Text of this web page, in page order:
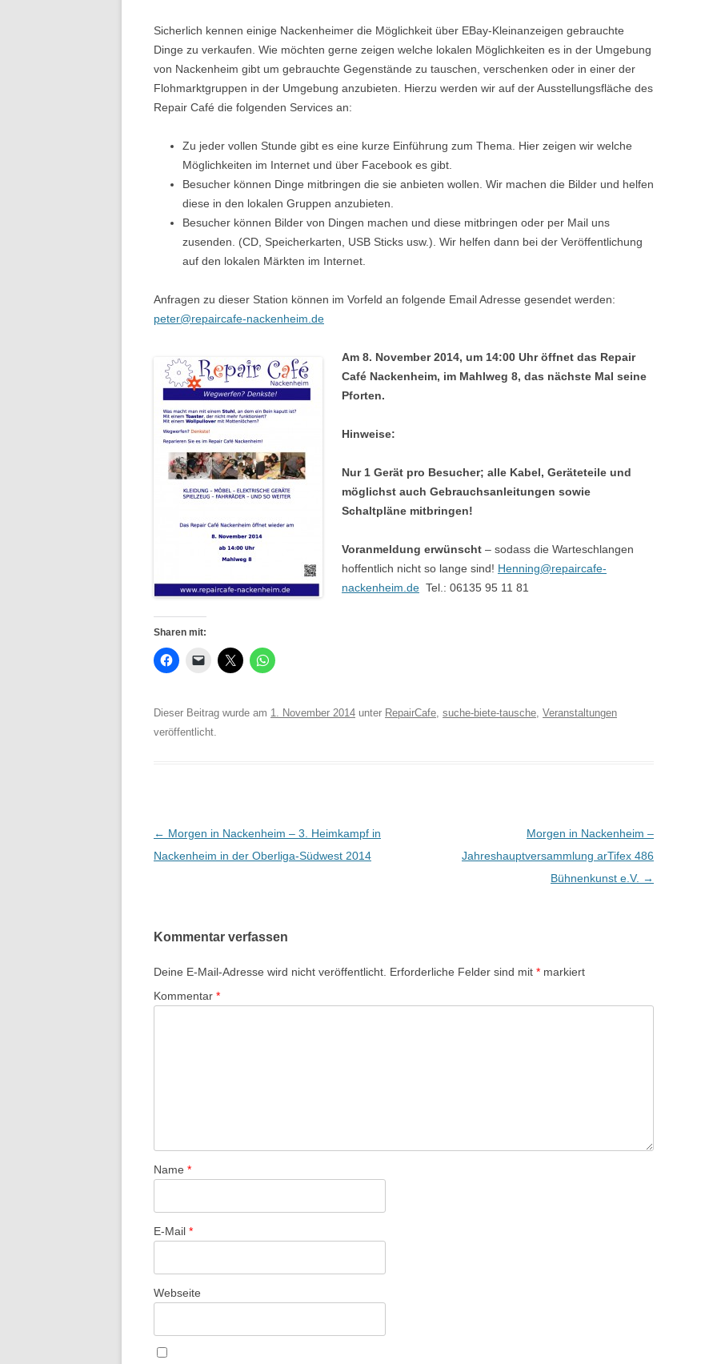
Sicherlich kennen einige Nackenheimer die Möglichkeit über EBay-Kleinanzeigen gebrauchte
Dinge zu verkaufen. Wie möchten gerne zeigen welche lokalen Möglichkeiten es in der Umgebung
von Nackenheim gibt um gebrauchte Gegenstände zu tauschen, verschenken oder in einer der
Flohmarktgruppen in der Umgebung anzubieten. Hierzu werden wir auf der Ausstellungsfläche des
Repair Café die folgenden Services an:
Zu jeder vollen Stunde gibt es eine kurze Einführung zum Thema. Hier zeigen wir welche
Möglichkeiten im Internet und über Facebook es gibt.
Besucher können Dinge mitbringen die sie anbieten wollen. Wir machen die Bilder und helfen
diese in den lokalen Gruppen anzubieten.
Besucher können Bilder von Dingen machen und diese mitbringen oder per Mail uns
zusenden. (CD, Speicherkarten, USB Sticks usw.). Wir helfen dann bei der Veröffentlichung
auf den lokalen Märkten im Internet.
Anfragen zu dieser Station können im Vorfeld an folgende Email Adresse gesendet werden:
peter@repaircafe-nackenheim.de
Am 8. November 2014, um 14:00 Uhr öffnet das Repair
Café Nackenheim, im Mahlweg 8, das nächste Mal seine
Pforten.
Hinweise:
Nur 1 Gerät pro Besucher; alle Kabel, Geräteteile und
möglichst auch Gebrauchsanleitungen sowie
Schaltpläne mitbringen!
Voranmeldung erwünscht – sodass die Warteschlangen
hoffentlich nicht so lange sind! Henning@repaircafe-
nackenheim.de Tel.: 06135 95 11 81
Sharen mit:
Dieser Beitrag wurde am 1. November 2014 unter RepairCafe, suche-biete-tausche, Veranstaltungen
veröffentlicht.
Beitrags-
Navigation
← Morgen in Nackenheim – 3. Heimkampf in
Nackenheim in der Oberliga-Südwest 2014
Morgen in Nackenheim –
Jahreshauptversammlung arTifex 486
Bühnenkunst e.V. →
Kommentar verfassen
Deine E-Mail-Adresse wird nicht veröffentlicht. Erforderliche Felder sind mit * markiert
Kommentar *
Name *
E-Mail *
Webseite